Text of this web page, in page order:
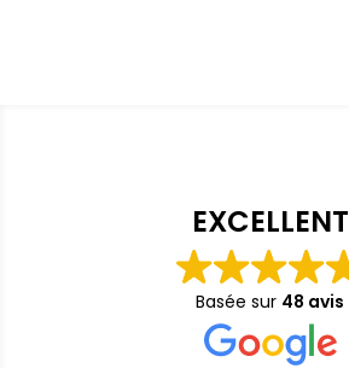
EXCELLENT
Basée sur 48 avis